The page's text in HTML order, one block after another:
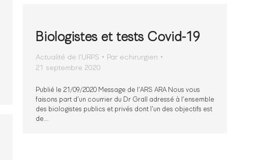
Biologistes et tests Covid-19
Actualité de l'URPS Par echirurgien
21 septembre 2020
Publié le 21/09/2020 Message de l’ARS ARA Nous vous
faisons part d’un courrier du Dr Grall adressé à l’ensemble
des biologistes publics et privés dont l’un des objectifs est
de…